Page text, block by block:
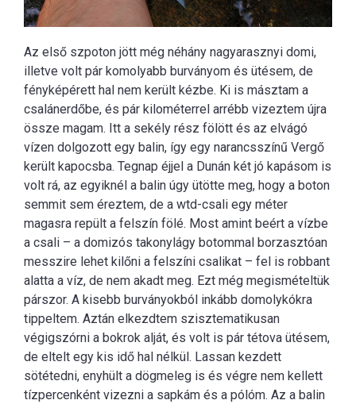
Az első szpoton jött még néhány nagyarasznyi domi,
illetve volt pár komolyabb burványom és ütésem, de
fényképérett hal nem került kézbe. Ki is másztam a
csalánerdőbe, és pár kilométerrel arrébb vizeztem újra
össze magam. Itt a sekély rész fölött és az elvágó
vízen dolgozott egy balin, így egy narancsszínű Vergő
került kapocsba. Tegnap éjjel a Dunán két jó kapásom is
volt rá, az egyiknél a balin úgy ütötte meg, hogy a boton
semmit sem éreztem, de a wtd-csali egy méter
magasra repült a felszín fölé. Most amint beért a vízbe
a csali – a domizós takonylágy botommal borzasztóan
messzire lehet kilőni a felszíni csalikat – fel is robbant
alatta a víz, de nem akadt meg. Ezt még megismételtük
párszor. A kisebb burványokból inkább domolykókra
tippeltem. Aztán elkezdtem szisztematikusan
végigszórni a bokrok alját, és volt is pár tétova ütésem,
de eltelt egy kis idő hal nélkül. Lassan kezdett
sötétedni, enyhült a dögmeleg is és végre nem kellett
tízpercenként vizezni a sapkám és a pólóm. Az a balin